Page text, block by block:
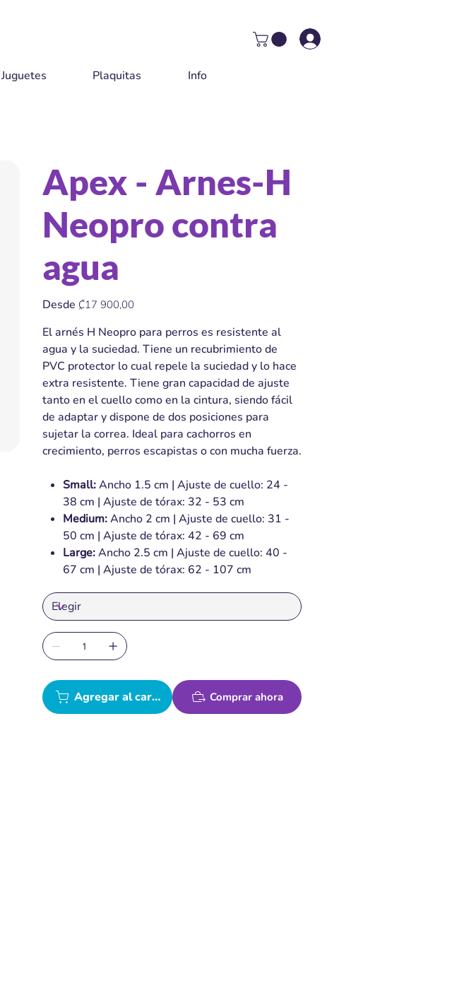
Juguetes Plaquitas Info
Apex - Arnes-H
Neopro contra
agua
Desde Precio
₡17 900,00
El arnés H Neopro para perros es resistente al
agua y la suciedad. Tiene un recubrimiento de
PVC protector lo cual repele la suciedad y lo hace
extra resistente. Tiene gran capacidad de ajuste
tanto en el cuello como en la cintura, siendo fácil
de adaptar y dispone de dos posiciones para
sujetar la correa. Ideal para cachorros en
crecimiento, perros escapistas o con mucha fuerza.
Small:Ancho 1.5 cm | Ajuste de cuello: 24 -
38 cm | Ajuste de tórax: 32 - 53 cm
Medium:Ancho 2 cm | Ajuste de cuello: 31 -
50 cm | Ajuste de tórax: 42 - 69 cm
Large:Ancho 2.5 cm | Ajuste de cuello: 40 -
67 cm | Ajuste de tórax: 62 - 107 cm
Agregar al carrito Comprar ahora